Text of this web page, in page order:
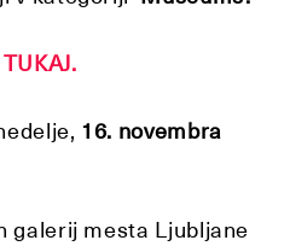
TUKAJ.
16. novembra
galerij mesta Ljubljane